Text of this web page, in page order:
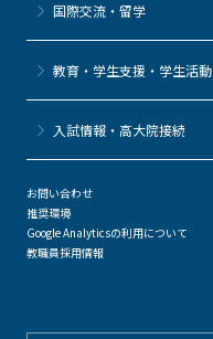
国際交流・留学
教育・学生支援・学生活動
⼊試情報・高大院接続
お問い合わせ
推奨環境
Google Analyticsの利用について
教職員採用情報